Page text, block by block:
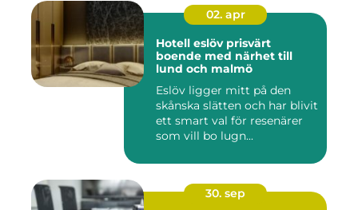
02. apr
Hotell eslöv prisvärt
boende med närhet till
lund och malmö
Eslöv ligger mitt på den
skånska slätten och har blivit
ett smart val för resenärer
som vill bo lugn...
30. sep